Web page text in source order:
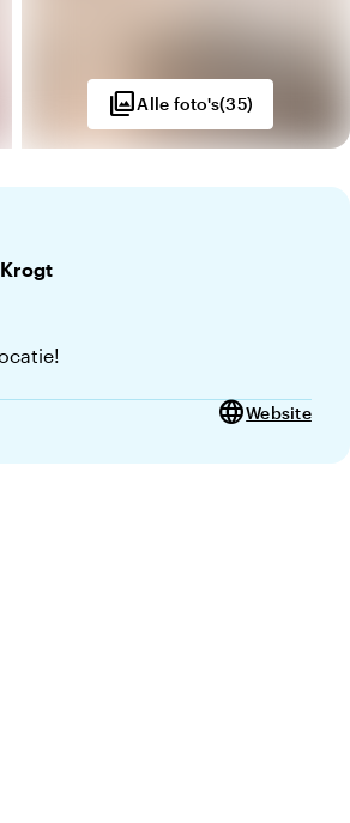
photo_libraryAlle foto's(35)
languageWebsite